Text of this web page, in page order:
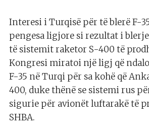
Interesi i Turqisë për të blerë F-
pengesa ligjore si rezultat i
të sistemit raketor S-400 të
Kongresi miratoi një ligj që
F-35 në Turqi për sa kohë që
400, duke thënë se sistemi rus
sigurie për avionët luftarakë të
SHBA.